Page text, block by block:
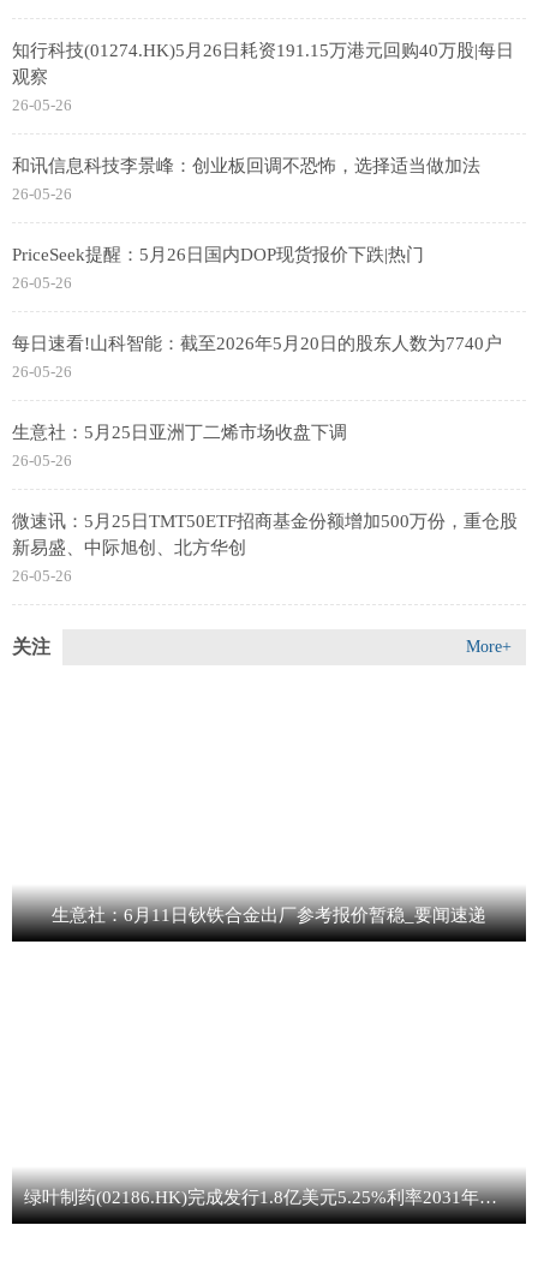
知行科技(01274.HK)5月26日耗资191.15万港元回购40万股|每日
观察
26-05-26
和讯信息科技李景峰：创业板回调不恐怖，选择适当做加法
26-05-26
PriceSeek提醒：5月26日国内DOP现货报价下跌|热门
26-05-26
每日速看!山科智能：截至2026年5月20日的股东人数为7740户
26-05-26
生意社：5月25日亚洲丁二烯市场收盘下调
26-05-26
微速讯：5月25日TMT50ETF招商基金份额增加500万份，重仓股
新易盛、中际旭创、北方华创
26-05-26
关注 More+
生意社：6月11日钬铁合金出厂参考报价暂稳_要闻速递
绿叶制药(02186.HK)完成发行1.8亿美元5.25%利率2031年到期可转换债券 焦点要闻